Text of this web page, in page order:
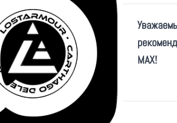
Источник:
https://t.me/veteranODHBr/1735
MAX!